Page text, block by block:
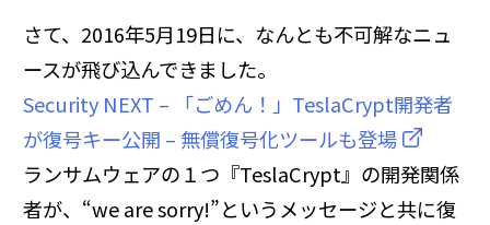
さて、2016年5月19日に、なんとも不可解なニュ
ースが飛び込んできました。
Security NEXT – 「ごめん！」TeslaCrypt開発者
が復号キー公開 – 無償復号化ツールも登場
ランサムウェアの１つ『TeslaCrypt』の開発関係
者が、“we are sorry!”というメッセージと共に復